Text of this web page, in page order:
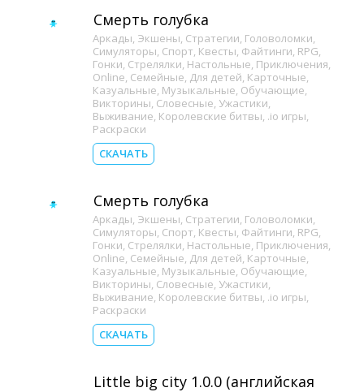
Смерть голубка
Аркады, Экшены, Стратегии, Головоломки,
Симуляторы, Спорт, Квесты, Файтинги, RPG,
Гонки, Стрелялки, Настольные, Приключения,
Online, Семейные, Для детей, Карточные,
Казуальные, Музыкальные, Обучающие,
Викторины, Словесные, Ужастики,
Выживание, Королевские битвы, .io игры,
Раскраски
СКАЧАТЬ
Смерть голубка
Аркады, Экшены, Стратегии, Головоломки,
Симуляторы, Спорт, Квесты, Файтинги, RPG,
Гонки, Стрелялки, Настольные, Приключения,
Online, Семейные, Для детей, Карточные,
Казуальные, Музыкальные, Обучающие,
Викторины, Словесные, Ужастики,
Выживание, Королевские битвы, .io игры,
Раскраски
СКАЧАТЬ
Little big city 1.0.0 (английская